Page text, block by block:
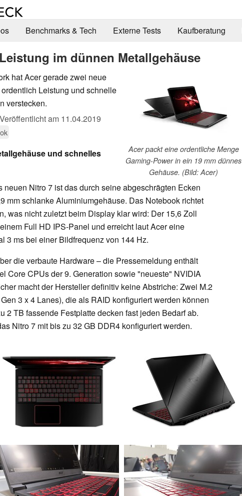
Benchmarks & Tech Externe Tests Kaufberatung
im dünnen Metallgehäuse
Acer packt eine ordentliche Menge
Gaming-Power in ein 19 mm dünnes
Gehäuse. (Bild: Acer)
hat Acer gerade zwei neue
Leistung und schnelle
verstecken.
Veröffentlicht am 11.04.2019
und schnelles
neuen Nitro 7 ist das durch seine abgeschrägten Ecken
mm schlanke Aluminiumgehäuse. Das Notebook richtet
was nicht zuletzt beim Display klar wird: Der 15,6 Zoll
Full HD IPS-Panel und erreicht laut Acer eine
3 ms bei einer Bildfrequenz von 144 Hz.
die verbaute Hardware – die Pressemeldung enthält
Core CPUs der 9. Generation sowie "neueste" NVIDIA
macht der Hersteller definitiv keine Abstriche: Zwei M.2
3 x 4 Lanes), die als RAID konfiguriert werden können
2 TB fassende Festplatte decken fast jeden Bedarf ab.
Nitro 7 mit bis zu 32 GB DDR4 konfiguriert werden.